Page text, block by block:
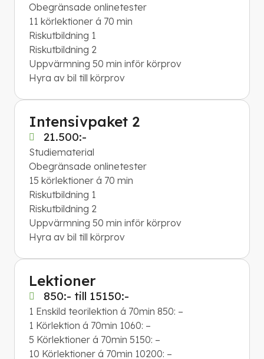
Obegränsade onlinetester
11 körlektioner á 70 min
Riskutbildning 1
Riskutbildning 2
Uppvärmning 50 min inför körprov
Hyra av bil till körprov
Intensivpaket 2
21.500:-
Studiematerial
Obegränsade onlinetester
15 körlektioner á 70 min
Riskutbildning 1
Riskutbildning 2
Uppvärmning 50 min inför körprov
Hyra av bil till körprov
Lektioner
850:- till 15150:-
1 Enskild teorilektion á 70min 850: –
1 Körlektion á 70min 1060: –
5 Körlektioner á 70min 5150: –
10 Körlektioner á 70min 10200: –